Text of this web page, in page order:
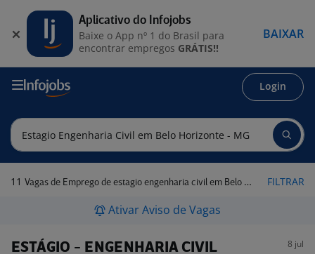
Login
11 Vagas de Emprego de estagio engenharia civil em Belo Horizonte - MG FILTRAR
Ativar Aviso de Vagas
ESTÁGIO - ENGENHARIA CIVIL 8 jul
Aplicativo do Infojobs
Baixe o App nº 1 do Brasil para
encontrar empregos GRÁTIS!!
BAIXAR